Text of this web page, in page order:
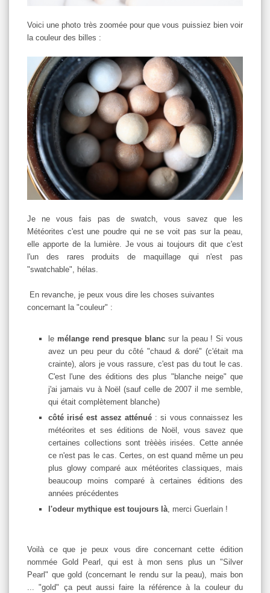
Voici une photo très zoomée pour que vous puissiez bien voir
la couleur des billes :
Je ne vous fais pas de swatch, vous savez que les
Météorites c'est une poudre qui ne se voit pas sur la peau,
elle apporte de la lumière. Je vous ai toujours dit que c'est
l'un des rares produits de maquillage qui n'est pas
"swatchable", hélas.
En revanche, je peux vous dire les choses suivantes
concernant la "couleur" :
le mélange rend presque blanc sur la peau ! Si vous
avez un peu peur du côté "chaud & doré" (c'était ma
crainte), alors je vous rassure, c'est pas du tout le cas.
C'est l'une des éditions des plus "blanche neige" que
j'ai jamais vu à Noël (sauf celle de 2007 il me semble,
qui était complètement blanche)
côté irisé est assez atténué : si vous connaissez les
météorites et ses éditions de Noël, vous savez que
certaines collections sont trèèès irisées. Cette année
ce n'est pas le cas. Certes, on est quand même un peu
plus glowy comparé aux météorites classiques, mais
beaucoup moins comparé à certaines éditions des
années précédentes
l'odeur mythique est toujours là, merci Guerlain !
Voilà ce que je peux vous dire concernant cette édition
nommée Gold Pearl, qui est à mon sens plus un "Silver
Pearl" que gold (concernant le rendu sur la peau), mais bon
... "gold" ça peut aussi faire la référence à la couleur du